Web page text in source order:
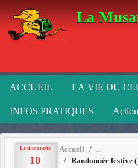
La
ACCUEIL LA VIE DU
INFOS PRATIQUES
Le dimanche
10
Accueil
Randonnée festive
Panneau de gestion des cookies